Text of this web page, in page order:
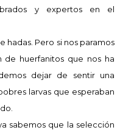
y expertos en el
hadas. Pero si nos paramos
huerfanitos que nos ha
dejar de sentir una
larvas que esperaban
sabemos que la selección